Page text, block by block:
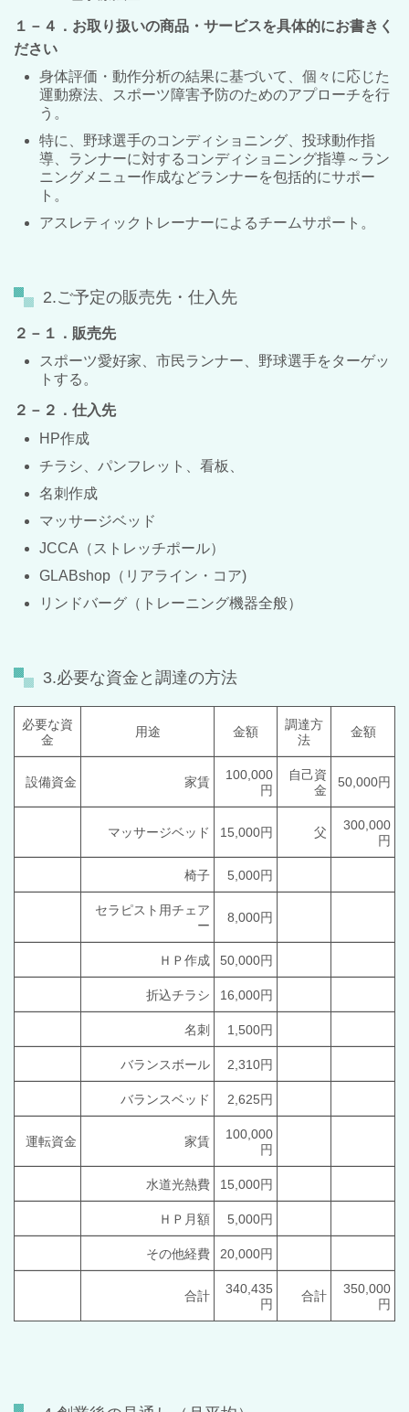
１－４．お取り扱いの商品・サービスを具体的にお書きく
ださい
身体評価・動作分析の結果に基づいて、個々に応じた
運動療法、スポーツ障害予防のためのアプローチを行
う。
特に、野球選手のコンディショニング、投球動作指
導、ランナーに対するコンディショニング指導～ラン
ニングメニュー作成などランナーを包括的にサポー
ト。
アスレティックトレーナーによるチームサポート。
2.ご予定の販売先・仕入先
２－１．販売先
スポーツ愛好家、市民ランナー、野球選手をターゲッ
トする。
２－２．仕入先
HP作成
チラシ、パンフレット、看板、
名刺作成
マッサージベッド
JCCA（ストレッチポール）
GLABshop（リアライン・コア)
リンドバーグ（トレーニング機器全般）
3.必要な資金と調達の方法
必要な資
金
用途 金額
調達方
法
金額
設備資金 家賃
100,000
円
自己資
金
50,000円
マッサージベッド 15,000円 父
300,000
円
椅子 5,000円
セラピスト用チェア
ー
8,000円
ＨＰ作成 50,000円
折込チラシ 16,000円
名刺 1,500円
バランスボール 2,310円
バランスベッド 2,625円
運転資金 家賃
100,000
円
水道光熱費 15,000円
ＨＰ月額 5,000円
その他経費 20,000円
合計
340,435
円
合計
350,000
円